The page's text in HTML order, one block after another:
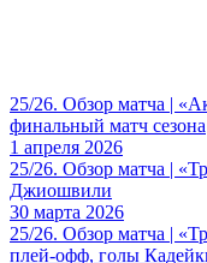
25/26. Обзор матча |
финальный матч сезона
1 апреля 2026
25/26. Обзор матча |
Джиошвили
30 марта 2026
25/26. Обзор матча |
плей-офф, голы